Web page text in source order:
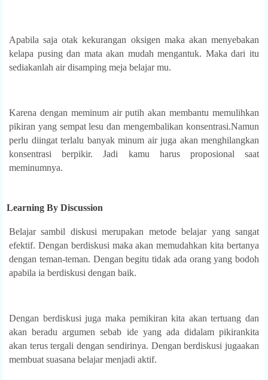
Apabila saja otak kekurangan oksigen maka akan menyebakan
kelapa pusing dan mata akan mudah mengantuk. Maka dari itu
sediakanlah air disamping meja belajar mu.
Karena dengan meminum air putih akan membantu memulihkan
pikiran yang sempat lesu dan mengembalikan konsentrasi.Namun
perlu diingat terlalu banyak minum air juga akan menghilangkan
konsentrasi berpikir. Jadi kamu harus proposional saat
meminumnya.
By Discussion
Belajar sambil diskusi merupakan metode belajar yang sangat
efektif. Dengan berdiskusi maka akan memudahkan kita bertanya
dengan teman-teman. Dengan begitu tidak ada orang yang bodoh
apabila ia berdiskusi dengan baik.
Dengan berdiskusi juga maka pemikiran kita akan tertuang dan
akan beradu argumen sebab ide yang ada didalam pikirankita
akan terus tergali dengan sendirinya. Dengan berdiskusi jugaakan
membuat suasana belajar menjadi aktif.